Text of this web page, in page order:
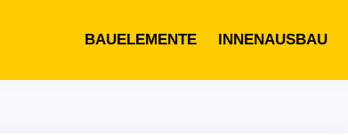
BAUELEMENTE INNENAUSBAU